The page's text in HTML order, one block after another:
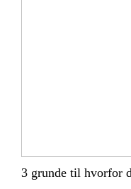
3 grunde til hvorfor